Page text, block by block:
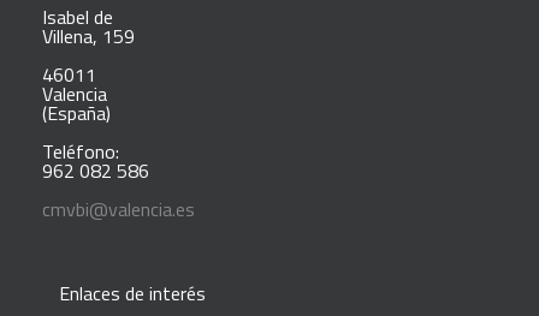
Isabel de
Villena, 159
46011
Valencia
(España)
Teléfono:
962 082 586
cmvbi@valencia.es
Enlaces de interés